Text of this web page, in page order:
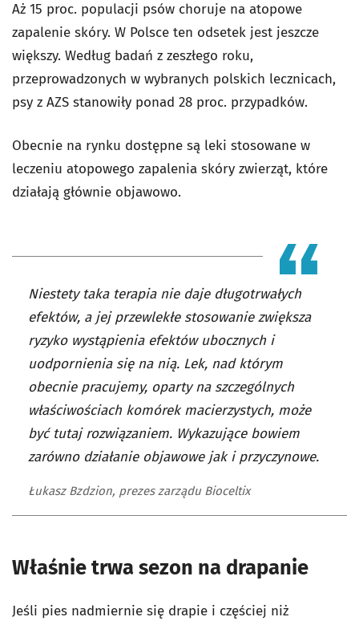
Aż 15 proc. populacji psów choruje na atopowe
zapalenie skóry. W Polsce ten odsetek jest jeszcze
większy. Według badań z zeszłego roku,
przeprowadzonych w wybranych polskich lecznicach,
psy z AZS stanowiły ponad 28 proc. przypadków.
Obecnie na rynku dostępne są leki stosowane w
leczeniu atopowego zapalenia skóry zwierząt, które
działają głównie objawowo.
Niestety taka terapia nie daje długotrwałych
efektów, a jej przewlekłe stosowanie zwiększa
ryzyko wystąpienia efektów ubocznych i
uodpornienia się na nią. Lek, nad którym
obecnie pracujemy, oparty na szczególnych
właściwościach komórek macierzystych, może
być tutaj rozwiązaniem. Wykazujące bowiem
zarówno działanie objawowe jak i przyczynowe.
Łukasz Bzdzion, prezes zarządu Bioceltix
Właśnie trwa sezon na drapanie
Jeśli pies nadmiernie się drapie i częściej niż